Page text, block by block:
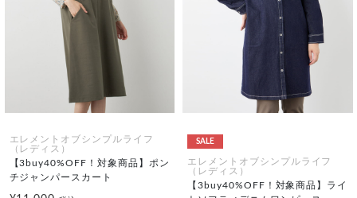
エレメントオブシンプルライフ
（レディス）
【3buy40%OFF！対象商品】ポン
チジャンパースカート
SALE
エレメントオブシンプルライフ
（レディス）
【3buy40%OFF！対象商品】ライ